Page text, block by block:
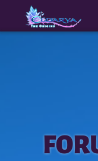
The
Origins